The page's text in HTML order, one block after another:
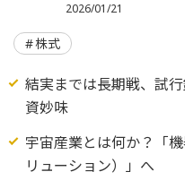
2026/01/21
株式
結実までは長期戦、試
資妙味
宇宙産業とは何か？「
リューション）」へ